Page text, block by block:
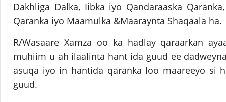
Dakhliga Dalka, Iibka iyo Qandaraaska
Qaranka iyo Maamulka &Maaraynta Shaqaala ha.
R/Wasaare Xamza oo ka hadlay qaraarkan
muhiim u ah ilaalinta hant ida guud ee
asuqa iyo in hantida qaranka loo maareeyo si
guud.